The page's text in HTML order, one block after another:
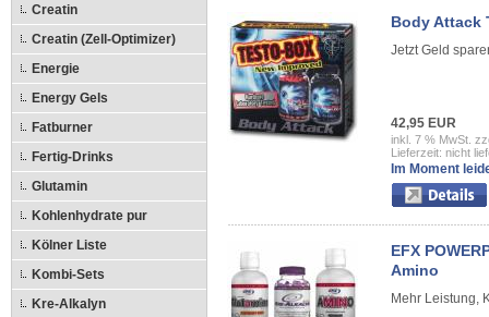
Creatin
Creatin (Zell-Optimizer)
Energie
Energy Gels
Fatburner
Fertig-Drinks
Glutamin
Kohlenhydrate pur
Kölner Liste
Kombi-Sets
Kre-Alkalyn
Body Attack
Jetzt Geld
42,95 EUR
inkl. 7 % MwSt.
Lieferzeit: nicht
Im Moment
EFX
Amino
Mehr Leistung,